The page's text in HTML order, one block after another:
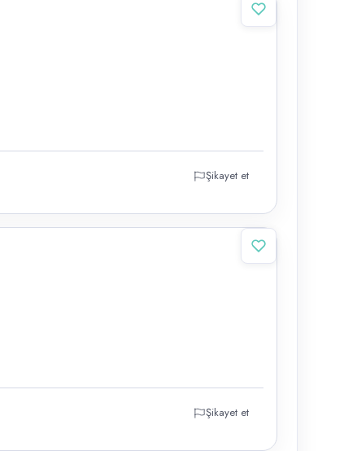
Şikayet et
Şikayet et